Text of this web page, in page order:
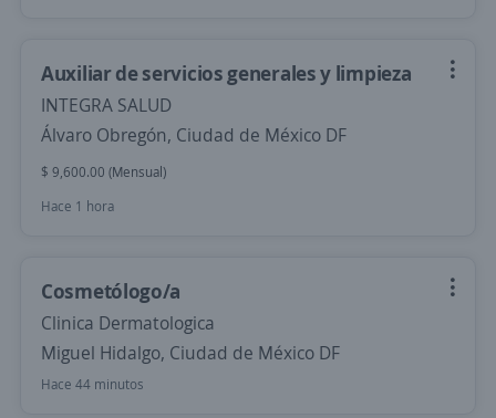
Auxiliar de servicios generales y limpieza
INTEGRA SALUD
Álvaro Obregón, Ciudad de México DF
$ 9,600.00 (Mensual)
Hace 1 hora
Cosmetólogo/a
Clinica Dermatologica
Miguel Hidalgo, Ciudad de México DF
Hace 44 minutos